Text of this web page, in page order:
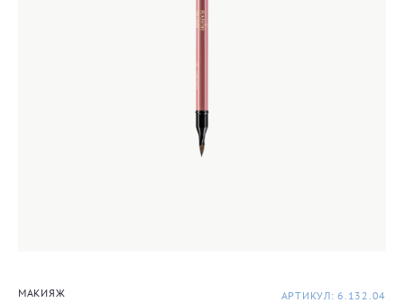
МАКИЯЖ АРТИКУЛ: 6.132.04